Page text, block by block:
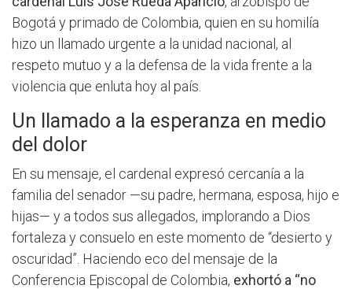
Bogotá y primado de Colombia, quien en su homilía
hizo un llamado urgente a la unidad nacional, al
respeto mutuo y a la defensa de la vida frente a la
violencia que enluta hoy al país.
Un llamado a la esperanza en medio
del dolor
En su mensaje, el cardenal expresó cercanía a la
familia del senador —su padre, hermana, esposa, hijo e
hijas— y a todos sus allegados, implorando a Dios
fortaleza y consuelo en este momento de “desierto y
oscuridad”. Haciendo eco del mensaje de la
Conferencia Episcopal de Colombia, exhortó a “no